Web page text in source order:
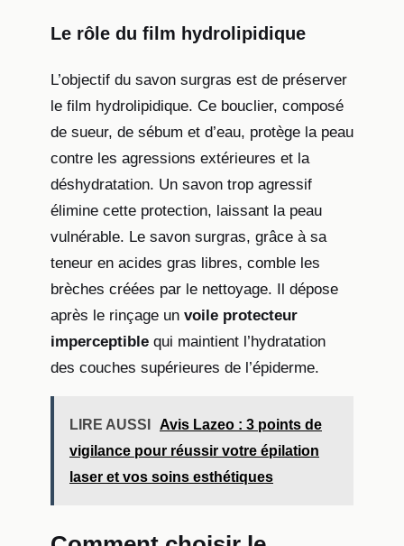
Le rôle du film hydrolipidique
L’objectif du savon surgras est de préserver
le film hydrolipidique. Ce bouclier, composé
de sueur, de sébum et d’eau, protège la peau
contre les agressions extérieures et la
déshydratation. Un savon trop agressif
élimine cette protection, laissant la peau
vulnérable. Le savon surgras, grâce à sa
teneur en acides gras libres, comble les
brèches créées par le nettoyage. Il dépose
après le rinçage un voile protecteur
imperceptible qui maintient l’hydratation
des couches supérieures de l’épiderme.
LIRE AUSSI
Avis Lazeo : 3 points de
vigilance pour réussir votre épilation
laser et vos soins esthétiques